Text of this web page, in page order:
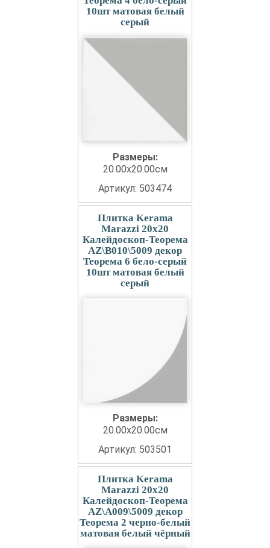
10шт матовая белый
серый
Размеры:
20.00x20.00см
Артикул: 503474
Плитка Kerama
Marazzi 20x20
Калейдоскоп-Теорема
AZ\B010\5009 декор
Теорема 6 бело-серый
10шт матовая белый
серый
Размеры:
20.00x20.00см
Артикул: 503501
Плитка Kerama
Marazzi 20x20
Калейдоскоп-Теорема
AZ\A009\5009 декор
Теорема 2 черно-белый
матовая белый чёрный